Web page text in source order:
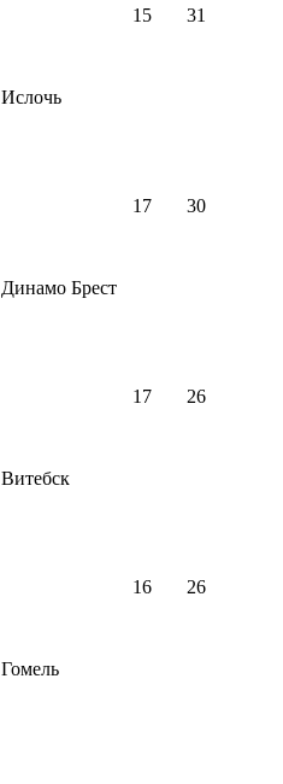
Ислочь
15 31
Динамо Брест
17 30
Витебск
17 26
Гомель
16 26